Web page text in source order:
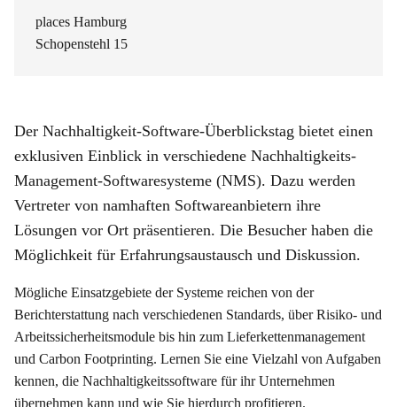
places Hamburg
Schopenstehl 15
Der Nachhaltigkeit-Software-Überblickstag bietet einen
exklusiven Einblick in verschiedene Nachhaltigkeits-
Management-Softwaresysteme (NMS). Dazu werden
Vertreter von namhaften Softwareanbietern ihre
Lösungen vor Ort präsentieren. Die Besucher haben die
Möglichkeit für Erfahrungsaustausch und Diskussion.
Mögliche Einsatzgebiete der Systeme reichen von der
Berichterstattung nach verschiedenen Standards, über Risiko- und
Arbeitssicherheitsmodule bis hin zum Lieferkettenmanagement
und Carbon Footprinting. Lernen Sie eine Vielzahl von Aufgaben
kennen, die Nachhaltigkeitssoftware für ihr Unternehmen
übernehmen kann und wie Sie hierdurch profitieren.